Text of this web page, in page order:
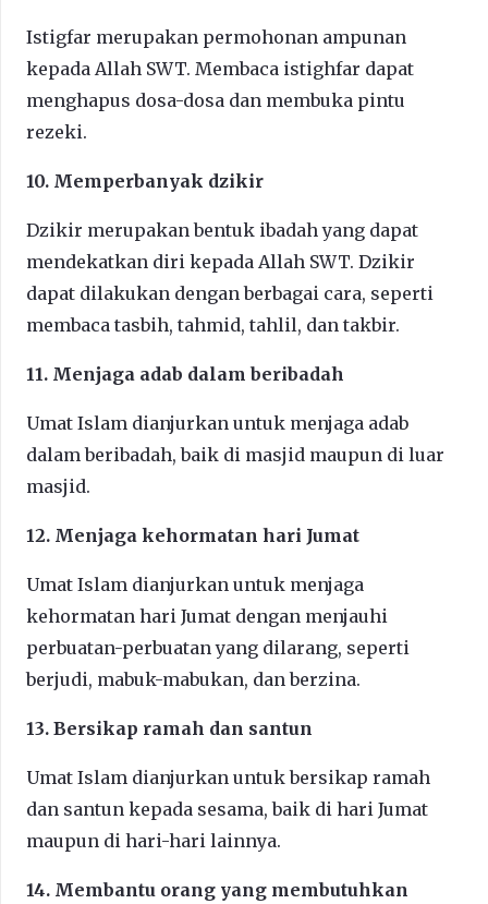
Istigfar merupakan permohonan ampunan
kepada Allah SWT. Membaca istighfar dapat
menghapus dosa-dosa dan membuka pintu
rezeki.
10. Memperbanyak dzikir
Dzikir merupakan bentuk ibadah yang dapat
mendekatkan diri kepada Allah SWT. Dzikir
dapat dilakukan dengan berbagai cara, seperti
membaca tasbih, tahmid, tahlil, dan takbir.
11. Menjaga adab dalam beribadah
Umat Islam dianjurkan untuk menjaga adab
dalam beribadah, baik di masjid maupun di luar
masjid.
12. Menjaga kehormatan hari Jumat
Umat Islam dianjurkan untuk menjaga
kehormatan hari Jumat dengan menjauhi
perbuatan-perbuatan yang dilarang, seperti
berjudi, mabuk-mabukan, dan berzina.
13. Bersikap ramah dan santun
Umat Islam dianjurkan untuk bersikap ramah
dan santun kepada sesama, baik di hari Jumat
maupun di hari-hari lainnya.
14. Membantu orang yang membutuhkan